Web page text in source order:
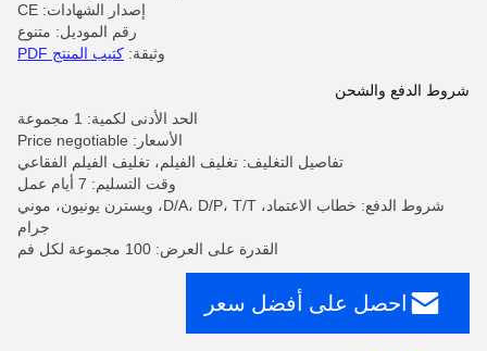
إصدار الشهادات: CE
رقم الموديل: متنوع
وثيقة: كتيب المنتج PDF
شروط الدفع والشحن
الحد الأدنى لكمية: 1 مجموعة
الأسعار: Price negotiable
تفاصيل التغليف: تغليف الفيلم، تغليف الفيلم الفقاعي
وقت التسليم: 7 أيام عمل
شروط الدفع: خطاب الاعتماد، D/A، D/P، T/T، ويسترن يونيون، موني
جرام
القدرة على العرض: 100 مجموعة لكل فم
احصل على أفضل سعر